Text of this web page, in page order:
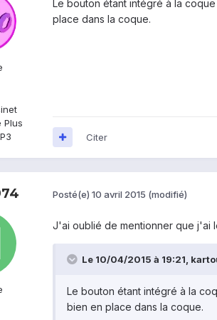
Plus
Le bouton étant intégré à la
place dans la coque.
Citer
Posté(e) 10 avril 2015 (modifié)
J'ai oublié de mentionner que j'ai
Le 10/04/2015 à 19:21,
Le bouton étant intégré à la
bien en place dans la coque.